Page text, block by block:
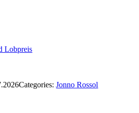
Lobpreis
Categories:Jonno Rossol